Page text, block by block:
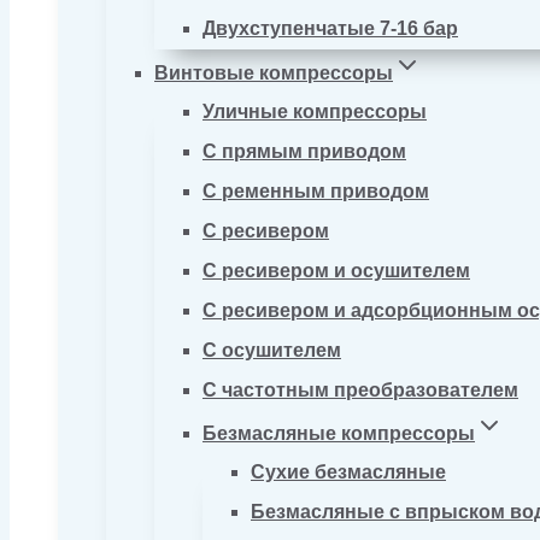
Двухступенчатые 7-16 бар
Винтовые компрессоры
Уличные компрессоры
С прямым приводом
С ременным приводом
С ресивером
С ресивером и осушителем
С ресивером и адсорбционным
С осушителем
С частотным преобразователем
Безмасляные компрессоры
Сухие безмасляные
Безмасляные с впрыском